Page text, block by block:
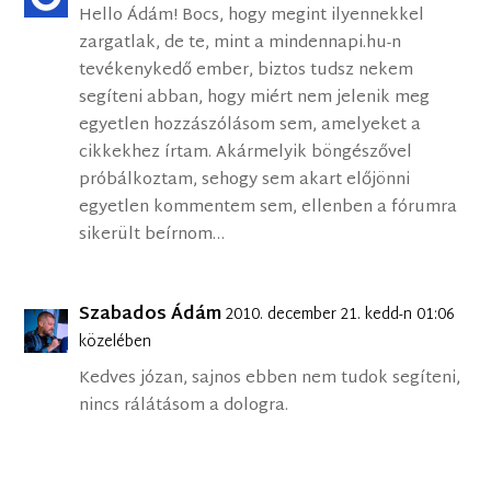
Hello Ádám! Bocs, hogy megint ilyennekkel
zargatlak, de te, mint a mindennapi.hu-n
tevékenykedő ember, biztos tudsz nekem
segíteni abban, hogy miért nem jelenik meg
egyetlen hozzászólásom sem, amelyeket a
cikkekhez írtam. Akármelyik böngészővel
próbálkoztam, sehogy sem akart előjönni
egyetlen kommentem sem, ellenben a fórumra
sikerült beírnom…
Szabados Ádám2010. december 21. kedd-n 01:06
közelében
Kedves józan, sajnos ebben nem tudok segíteni,
nincs rálátásom a dologra.